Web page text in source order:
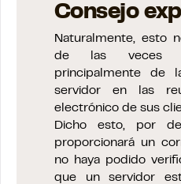
Consejo
Naturalmente, esto
de las veces
principalmente de
servidor en las
electrónico de sus
Dicho esto, por
proporcionará un
no haya podido
que un servidor